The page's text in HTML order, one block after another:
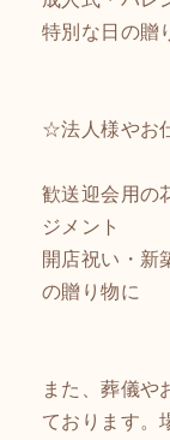
特別な日の贈
☆法人様やお
歓送迎会用の
ジメント
開店祝い・新
の贈り物に
また、葬儀や
ております。